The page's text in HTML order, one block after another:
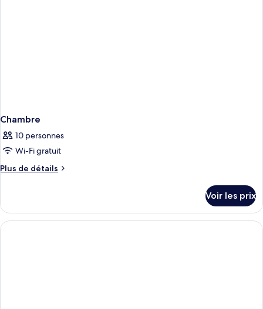
Chambre
10 personnes
Wi-Fi gratuit
Plus de détails
Plus
le
type
de
Voir les prix